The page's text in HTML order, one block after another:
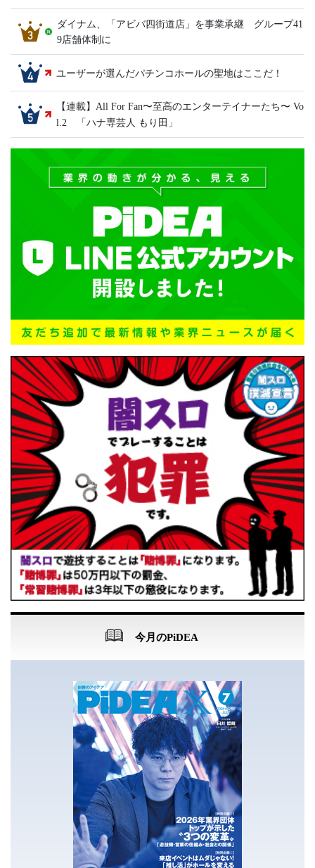
ダイナム、「アビバ四街道店」を事業承継 グループ41
9店舗体制に
ユーザーが選んだパチンコホールの聖地はここだ！
【連載】All For Fan〜至高のエンターテイナーたち〜 Vo
l.2 「ハナ専芸人 もり田」
今月のPiDEA